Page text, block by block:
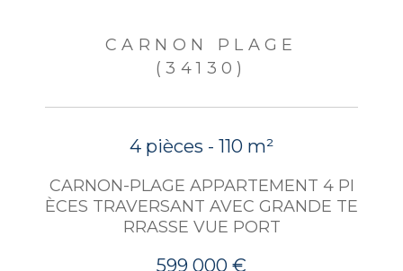
CARNON PLAGE
(34130)
4 pièces - 110 m²
CARNON-PLAGE APPARTEMENT 4 PI
ÈCES TRAVERSANT AVEC GRANDE TE
RRASSE VUE PORT
599 000 €